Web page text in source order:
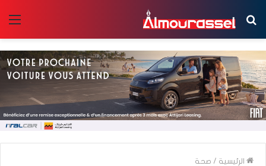
بحث
عن
الرئيسية / صحة